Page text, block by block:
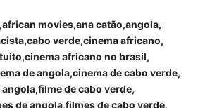
african movies ana catão angola
cabo verde cinema africano
cinema africano no brasil
de angola cinema de cabo verde
angola filme de cabo verde
de angola filmes de cabo verde